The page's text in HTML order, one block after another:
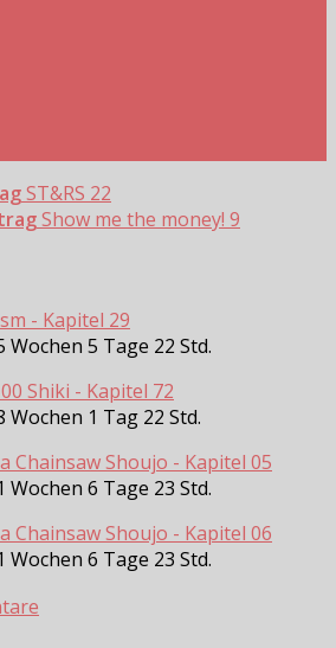
ST&RS 22
Show me the money! 9
- Kapitel 29
Wochen 5 Tage 22 Std.
Shiki - Kapitel 72
Wochen 1 Tag 22 Std.
Chainsaw Shoujo - Kapitel 05
Wochen 6 Tage 23 Std.
Chainsaw Shoujo - Kapitel 06
Wochen 6 Tage 23 Std.